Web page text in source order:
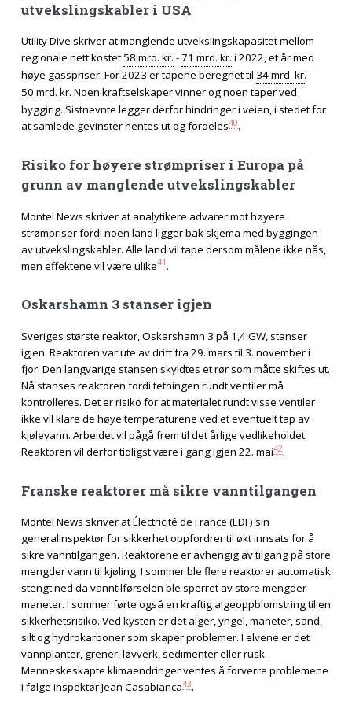
utvekslingskabler i USA
Utility Dive skriver at manglende utvekslingskapasitet mellom
regionale nett kostet 58 mrd. kr. -71 mrd. kr. i 2022, et år med
høye gasspriser. For 2023 er tapene beregnet til 34 mrd. kr. -
50 mrd. kr. Noen kraftselskaper vinner og noen taper ved
bygging. Sistnevnte legger derfor hindringer i veien, i stedet for
at samlede gevinster hentes ut og fordeles40.
Risiko for høyere strømpriser i Europa på
grunn av manglende utvekslingskabler
Montel News skriver at analytikere advarer mot høyere
strømpriser fordi noen land ligger bak skjema med byggingen
av utvekslingskabler. Alle land vil tape dersom målene ikke nås,
men effektene vil være ulike41.
Oskarshamn 3 stanser igjen
Sveriges største reaktor, Oskarshamn 3 på 1,4 GW, stanser
igjen. Reaktoren var ute av drift fra 29. mars til 3. november i
fjor. Den langvarige stansen skyldtes et rør som måtte skiftes ut.
Nå stanses reaktoren fordi tetningen rundt ventiler må
kontrolleres. Det er risiko for at materialet rundt visse ventiler
ikke vil klare de høye temperaturene ved et eventuelt tap av
kjølevann. Arbeidet vil pågå frem til det årlige vedlikeholdet.
Reaktoren vil derfor tidligst være i gang igjen 22. mai42.
Franske reaktorer må sikre vanntilgangen
Montel News skriver at Électricité de France (EDF) sin
generalinspektør for sikkerhet oppfordrer til økt innsats for å
sikre vanntilgangen. Reaktorene er avhengig av tilgang på store
mengder vann til kjøling. I sommer ble flere reaktorer automatisk
stengt ned da vanntilførselen ble sperret av store mengder
maneter. I sommer førte også en kraftig algeoppblomstring til en
sikkerhetsrisiko. Ved kysten er det alger, yngel, maneter, sand,
silt og hydrokarboner som skaper problemer. I elvene er det
vannplanter, grener, løvverk, sedimenter eller rusk.
Menneskeskapte klimaendringer ventes å forverre problemene
i følge inspektør Jean Casabianca43.